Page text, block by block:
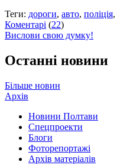
Теги: дороги, авто, поліція,
Коментарі (22)
Вислови свою думку!
Останні новини
Більше новин
Архів
Новини Полтави
Спецпроекти
Блоги
Фоторепортажі
Архів матеріалів